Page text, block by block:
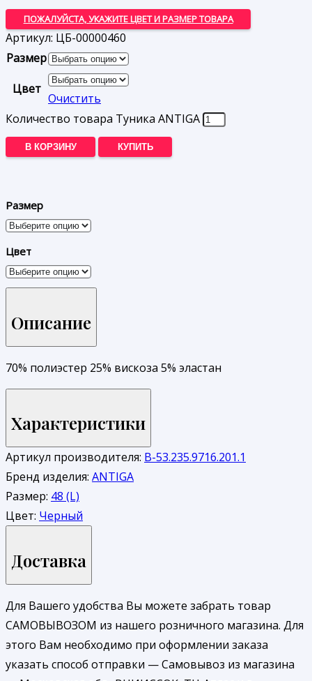
ПОЖАЛУЙСТА, УКАЖИТЕ ЦВЕТ И РАЗМЕР ТОВАРА
Артикул: ЦБ-00000460
Размер
Цвет
Очистить
Количество товара Туника ANTIGA
В КОРЗИНУ КУПИТЬ
Размер
Цвет
Описание
70% полиэстер 25% вискоза 5% эластан
Характеристики
Артикул производителя: В-53.235.9716.201.1
Бренд изделия: ANTIGA
Размер: 48 (L)
Цвет: Черный
Доставка
Для Вашего удобства Вы можете забрать товар
САМОВЫВОЗОМ из нашего розничного магазина. Для
этого Вам необходимо при оформлении заказа
указать способ отправки — Самовывоз из магазина